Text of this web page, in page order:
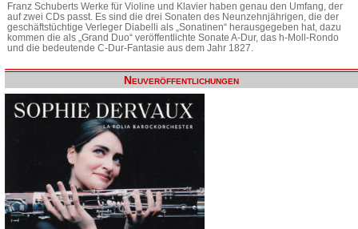
Franz Schuberts Werke für Violine und Klavier haben genau den Umfang, der
auf zwei CDs passt. Es sind die drei Sonaten des Neunzehnjährigen, die der
geschäftstüchtige Verleger Diabelli als „Sonatinen“ herausgegeben hat, dazu
kommen die als „Grand Duo“ veröffentlichte Sonate A-Dur, das h-Moll-Rondo
und die bedeutende C-Dur-Fantasie aus dem Jahr 1827.
Neuveröffentlichungen